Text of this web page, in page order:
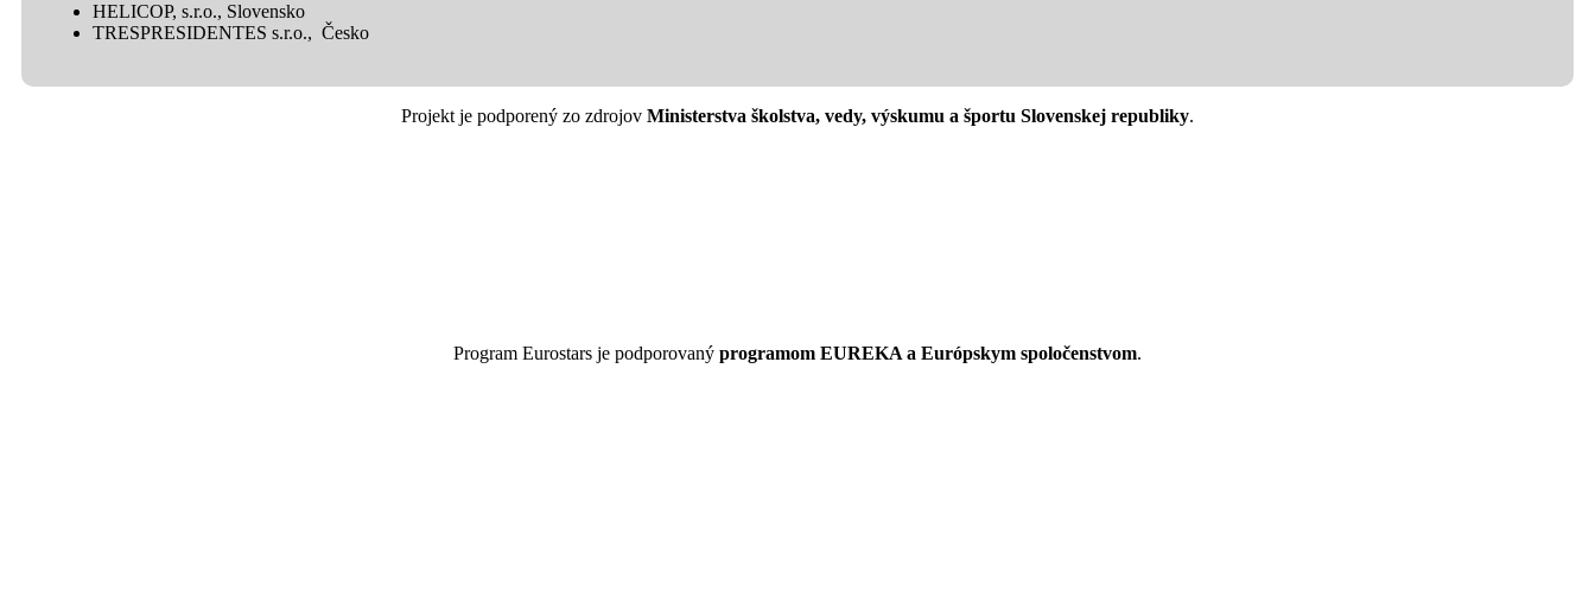
HELICOP, s.r.o., Slovensko
TRESPRESIDENTES s.r.o., Česko
Projekt je podporený zo zdrojov Ministerstva školstva, vedy, výskumu a športu Slovenskej republiky.
Program Eurostars je podporovaný programom EUREKA a Európskym spoločenstvom.